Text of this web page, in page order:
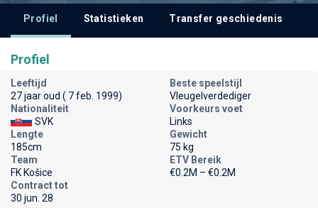
Profiel Statistieken Transfer geschiedenis
Profiel
Leeftijd
27 jaar oud ( 7 feb. 1999)
Beste speelstijl
Vleugelverdediger
Nationaliteit
SVK
Voorkeurs voet
Links
Lengte
185cm
Gewicht
75 kg
Team
FK Košice
ETV Bereik
€0.2M – €0.2M
Contract tot
30 jun. 28